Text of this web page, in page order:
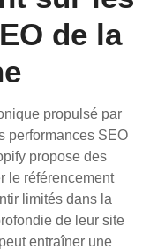
de la
propulsé par
performances SEO
propose des
le référencement
limités dans la
de leur site
entraîner une